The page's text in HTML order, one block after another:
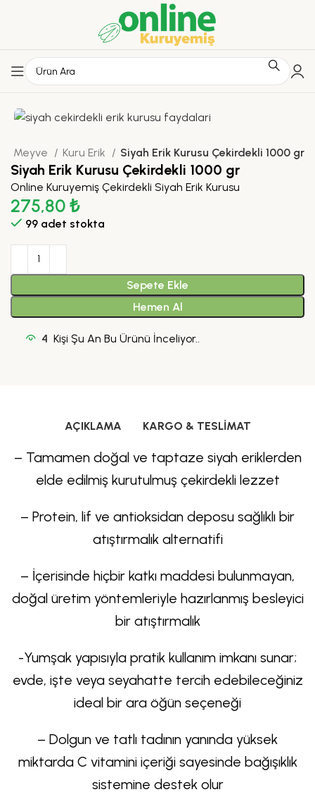
Meyve Kuru Erik Siyah Erik Kurusu Çekirdekli 1000 gr
Siyah Erik Kurusu Çekirdekli 1000 gr
Online Kuruyemiş Çekirdekli Siyah Erik Kurusu
275,80₺
99 adet stokta
Sepete Ekle
Hemen Al
4 Kişi Şu An Bu Ürünü İnceliyor..
AÇIKLAMA KARGO & TESLIMAT
– Tamamen doğal ve taptaze siyah eriklerden
elde edilmiş kurutulmuş çekirdekli lezzet
– Protein, lif ve antioksidan deposu sağlıklı bir
atıştırmalık alternatifi
– İçerisinde hiçbir katkı maddesi bulunmayan,
doğal üretim yöntemleriyle hazırlanmış besleyici
bir atıştırmalık
-Yumşak yapısıyla pratik kullanım imkanı sunar;
evde, işte veya seyahatte tercih edebileceğiniz
ideal bir ara öğün seçeneği
– Dolgun ve tatlı tadının yanında yüksek
miktarda C vitamini içeriği sayesinde bağışıklık
sistemine destek olur